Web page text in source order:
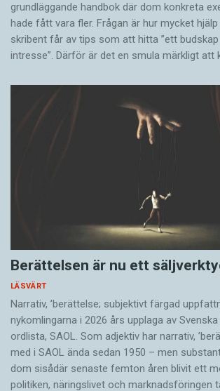
grundläggande handbok där dom konkreta
hade fått vara fler. Frågan är hur mycket
skribent får av tips som att hitta ”ett
intresse”. Därför är det en smula märkligt att
Berättelsen är nu ett
LÄSVÄRT
Narrativ, ’berättelse; subjektivt färgad
nykomlingarna i 2026 års upplaga av
ordlista, SAOL. Som adjektiv har narrativ,
med i SAOL ända sedan 1950 – men
dom sisådär senaste femton åren blivit ett
politiken, näringslivet och marknadsföringen